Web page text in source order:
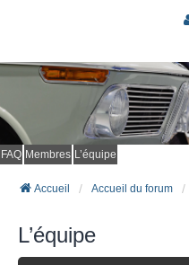
FAQ Membres L’équipe
Accueil Accueil du forum
L’équipe